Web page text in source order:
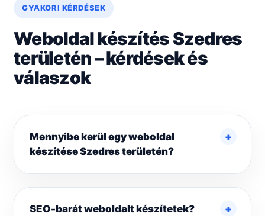
GYAKORI KÉRDÉSEK
Weboldal készítés Szedres
területén – kérdések és
válaszok
Mennyibe kerül egy weboldal
készítése Szedres területén?
SEO-barát weboldalt készítetek?